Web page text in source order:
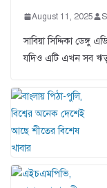
August 11, 2025
সাবিয়া সিদ্দিকা ডেঙ্গু
যদিও এটি এখন সব